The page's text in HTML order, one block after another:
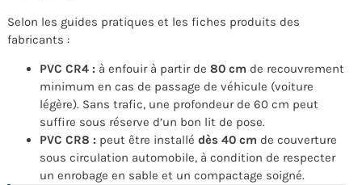
Selon les guides pratiques et les fiches produits des
fabricants :
PVC CR4 : à enfouir à partir de 80 cm de recouvrement
minimum en cas de passage de véhicule (voiture
légère). Sans trafic, une profondeur de 60 cm peut
suffire sous réserve d’un bon lit de pose.
PVC CR8 : peut être installé dès 40 cm de couverture
sous circulation automobile, à condition de respecter
un enrobage en sable et un compactage soigné.